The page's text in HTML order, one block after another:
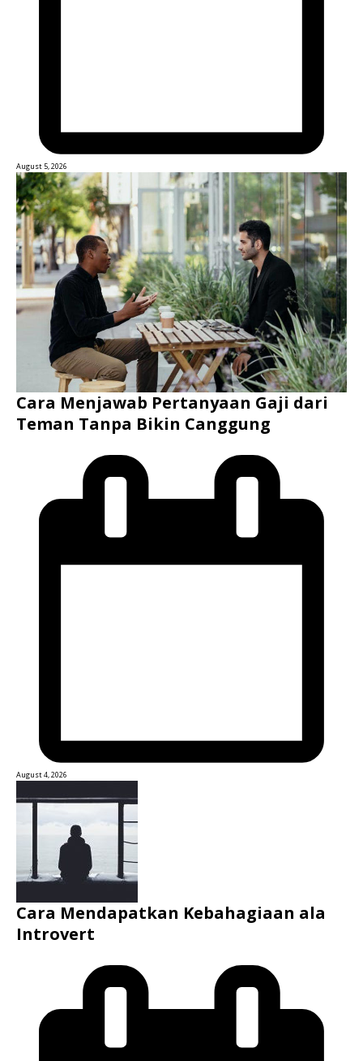
August 5, 2026
Cara Menjawab Pertanyaan Gaji dari
Teman Tanpa Bikin Canggung
August 4, 2026
Cara Mendapatkan Kebahagiaan ala
Introvert